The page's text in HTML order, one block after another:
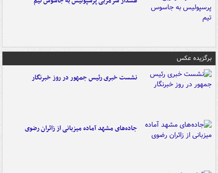
برگزیده عکس
نشست خبری رئیس جمهور در روز خبرنگار
جاده‌های مشهد آماده میزبانی از زائران رضوی